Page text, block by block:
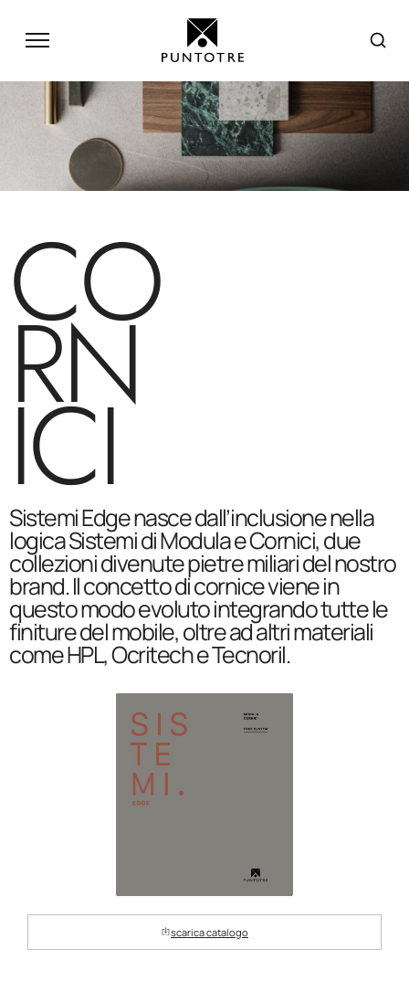
CO
RN
ICI
Sistemi Edge nasce dall’inclusione nella
logica Sistemi di Modula e Cornici, due
collezioni divenute pietre miliari del nostro
brand. Il concetto di cornice viene in
questo modo evoluto integrando tutte le
finiture del mobile, oltre ad altri materiali
come HPL, Ocritech e Tecnoril.
scarica catalogo